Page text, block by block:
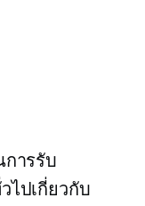
ารรับ
ไปเกี่ยวกับ